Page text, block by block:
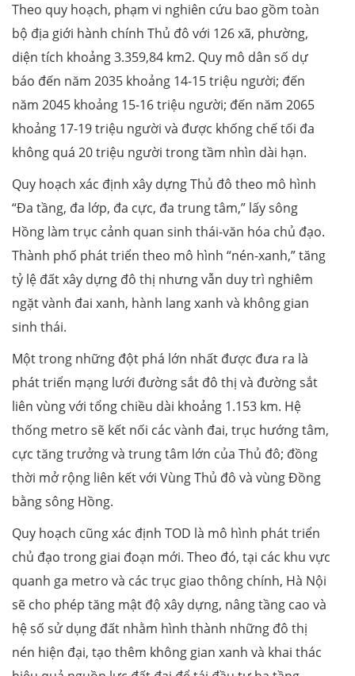
Theo quy hoạch, phạm vi nghiên cứu bao gồm toàn
bộ địa giới hành chính Thủ đô với 126 xã, phường,
diện tích khoảng 3.359,84 km2. Quy mô dân số dự
báo đến năm 2035 khoảng 14-15 triệu người; đến
năm 2045 khoảng 15-16 triệu người; đến năm 2065
khoảng 17-19 triệu người và được khống chế tối đa
không quá 20 triệu người trong tầm nhìn dài hạn.
Quy hoạch xác định xây dựng Thủ đô theo mô hình
“Đa tầng, đa lớp, đa cực, đa trung tâm,” lấy sông
Hồng làm trục cảnh quan sinh thái-văn hóa chủ đạo.
Thành phố phát triển theo mô hình “nén-xanh,” tăng
tỷ lệ đất xây dựng đô thị nhưng vẫn duy trì nghiêm
ngặt vành đai xanh, hành lang xanh và không gian
sinh thái.
Một trong những đột phá lớn nhất được đưa ra là
phát triển mạng lưới đường sắt đô thị và đường sắt
liên vùng với tổng chiều dài khoảng 1.153 km. Hệ
thống metro sẽ kết nối các vành đai, trục hướng tâm,
cực tăng trưởng và trung tâm lớn của Thủ đô; đồng
thời mở rộng liên kết với Vùng Thủ đô và vùng Đồng
bằng sông Hồng.
Quy hoạch cũng xác định TOD là mô hình phát triển
chủ đạo trong giai đoạn mới. Theo đó, tại các khu vực
quanh ga metro và các trục giao thông chính, Hà Nội
sẽ cho phép tăng mật độ xây dựng, nâng tầng cao và
hệ số sử dụng đất nhằm hình thành những đô thị
nén hiện đại, tạo thêm không gian xanh và khai thác